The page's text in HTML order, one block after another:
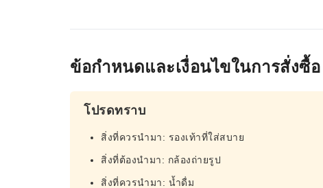
ข้อกำหนดและเงื่อนไขในการสั่งซื้อ
โปรดทราบ
สิ่งที่ควรนำมา: รองเท้าที่ใส่สบาย
สิ่งที่ต้องนำมา: กล้องถ่ายรูป
สิ่งที่ควรนำมา: น้ำดื่ม